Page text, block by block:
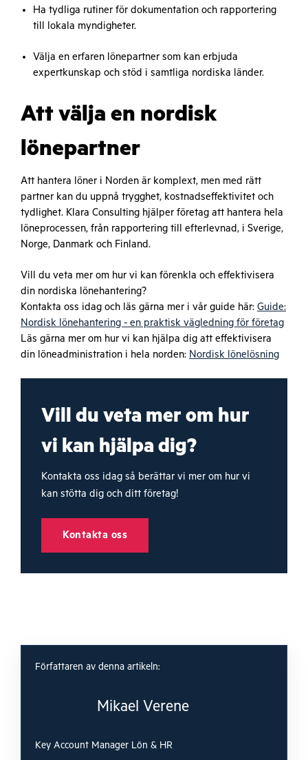
Ha tydliga rutiner för dokumentation och rapportering
till lokala myndigheter.
Välja en erfaren lönepartner som kan erbjuda
expertkunskap och stöd i samtliga nordiska länder.
Att välja en nordisk
lönepartner
Att hantera löner i Norden är komplext, men med rätt
partner kan du uppnå trygghet, kostnadseffektivitet och
tydlighet. Klara Consulting hjälper företag att hantera hela
löneprocessen, från rapportering till efterlevnad, i Sverige,
Norge, Danmark och Finland.
Vill du veta mer om hur vi kan förenkla och effektivisera
din nordiska lönehantering?
Kontakta oss idag och läs gärna mer i vår guide här: Guide:
Nordisk lönehantering - en praktisk vägledning för företag
Läs gärna mer om hur vi kan hjälpa dig att effektivisera
din löneadministration i hela norden: Nordisk lönelösning
Vill du veta mer om hur
vi kan hjälpa dig?
Kontakta oss idag så berättar vi mer om hur vi
kan stötta dig och ditt företag!
Kontakta oss
Författaren av denna artikeln:
Mikael Verene
Key Account Manager Lön & HR